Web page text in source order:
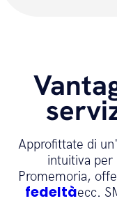
Approfittate di
intuitiva per
Promemoria,
fedeltàecc.